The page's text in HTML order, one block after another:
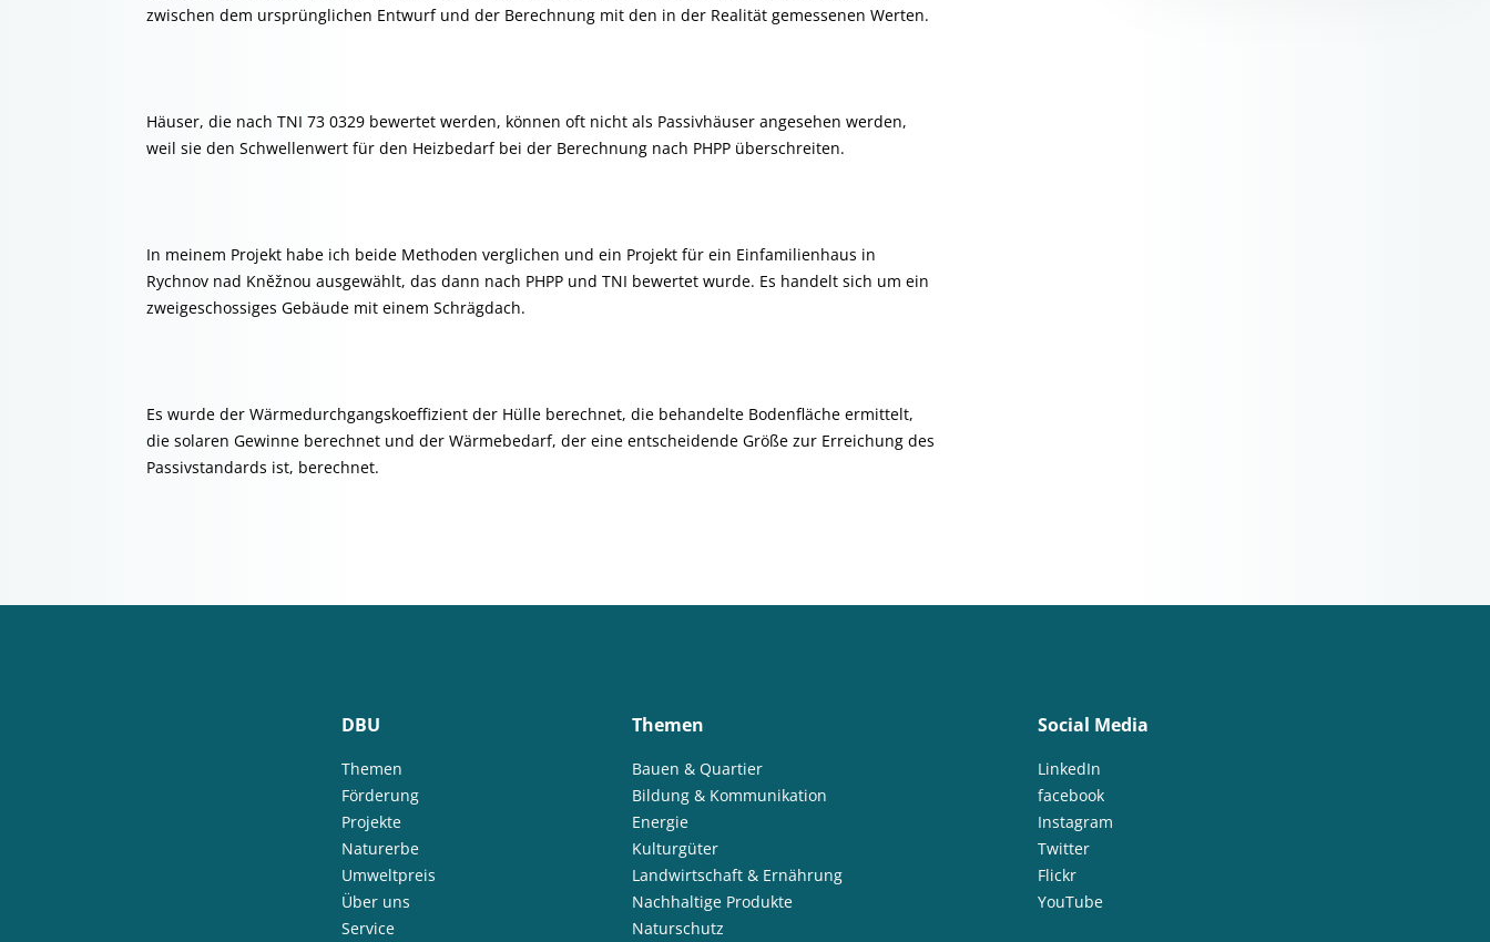
zwischen dem ursprünglichen Entwurf und der Berechnung mit den in der Realität gemessenen Werten.
Häuser, die nach TNI 73 0329 bewertet werden, können oft nicht als Passivhäuser angesehen werden,
weil sie den Schwellenwert für den Heizbedarf bei der Berechnung nach PHPP überschreiten.
In meinem Projekt habe ich beide Methoden verglichen und ein Projekt für ein Einfamilienhaus in
Rychnov nad Kněžnou ausgewählt, das dann nach PHPP und TNI bewertet wurde. Es handelt sich um ein
zweigeschossiges Gebäude mit einem Schrägdach.
Es wurde der Wärmedurchgangskoeffizient der Hülle berechnet, die behandelte Bodenfläche ermittelt,
die solaren Gewinne berechnet und der Wärmebedarf, der eine entscheidende Größe zur Erreichung des
Passivstandards ist, berechnet.
DBU
Themen
Förderung
Projekte
Naturerbe
Umweltpreis
Über uns
Service
Themen
Bauen & Quartier
Bildung & Kommunikation
Energie
Kulturgüter
Landwirtschaft & Ernährung
Nachhaltige Produkte
Naturschutz
Social Media
LinkedIn
facebook
Instagram
Twitter
Flickr
YouTube